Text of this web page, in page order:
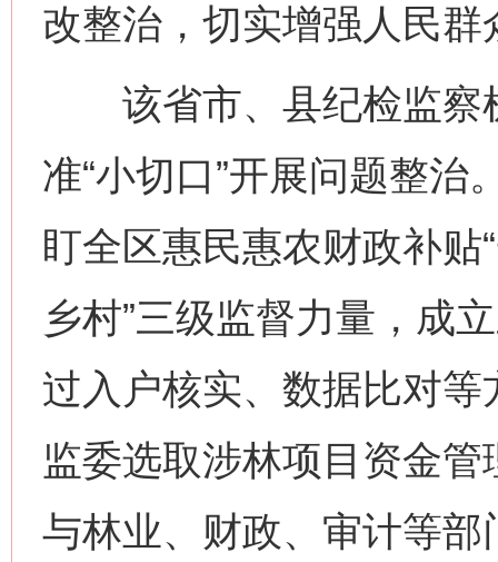
改整治，切实增强人民
该省市、县纪检监察
准“小切口”开展问题整
盯全区惠民惠农财政补贴
乡村”三级监督力量，成
过入户核实、数据比对
监委选取涉林项目资金管
与林业、财政、审计等